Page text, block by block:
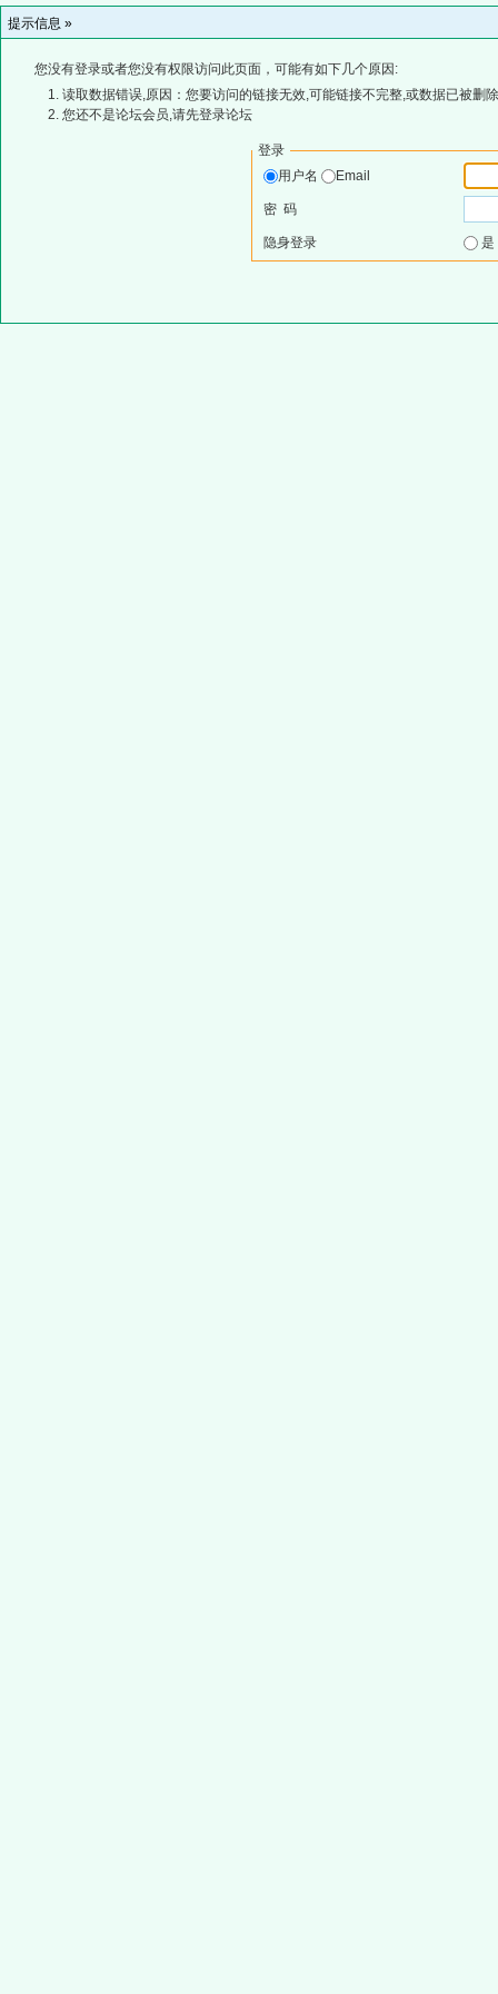
提示信息 »
您没有登录或者您没有权限访问此页面，可能有如下几个原因:
读取数据错误,原因：您要访问的链接无效,可能链接不完整,或数据已被删
您还不是论坛会员,请先登录论坛
登录
用户名
Email
密 码
隐身登录